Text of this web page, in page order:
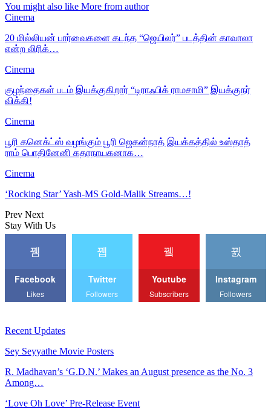
You might also like More from author
Cinema
20 மில்லியன் பார்வைகளை கடந்த “ஜெயிலர்” படத்தின் காவாலா
என்ற லிரிக்…
Cinema
குழந்தைகள் படம் இயக்குகிறார் “டிராஃபிக் ராமசாமி” இயக்குநர்
விக்கி!
Cinema
பூரி கனெக்ட்ஸ் வழங்கும் பூரி ஜெகன்நாத் இயக்கத்தில் உஸ்தாத்
ராம் பொதினேனி கதாநாயகனாக…
Cinema
‘Rocking Star’ Yash-MS Gold-Malik Streams…!
Prev Next
Stay With Us
Facebook
Likes
Twitter
Followers
Youtube
Subscribers
Instagram
Followers
Recent Updates
Sey Seyyathe Movie Posters
R. Madhavan’s ‘G.D.N.’ Makes an August presence as the No. 3
Among…
‘Love Oh Love’ Pre-Release Event